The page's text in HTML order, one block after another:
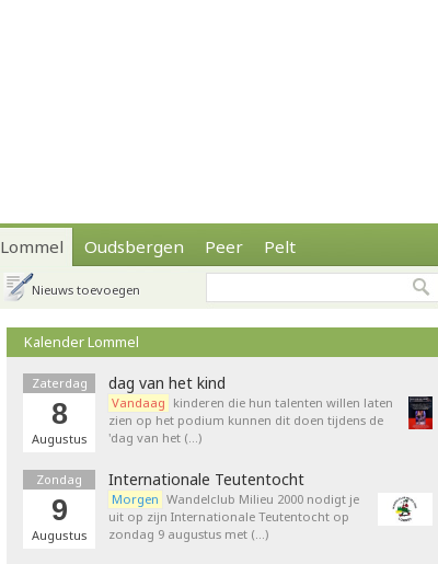
Lommel Oudsbergen Peer Pelt
Nieuws toevoegen
Kalender Lommel
Zaterdag
8
Augustus
dag van het kind
Vandaag kinderen die hun talenten willen laten
zien op het podium kunnen dit doen tijdens de
'dag van het (…)
Zondag
9
Augustus
Internationale Teutentocht
Morgen Wandelclub Milieu 2000 nodigt je
uit op zijn Internationale Teutentocht op
zondag 9 augustus met (…)